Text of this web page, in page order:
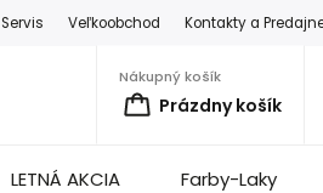
Servis Veľkoobchod Kontakty a
Nákupný košík
Prázdny košík
LETNÁ AKCIA Farby-Laky